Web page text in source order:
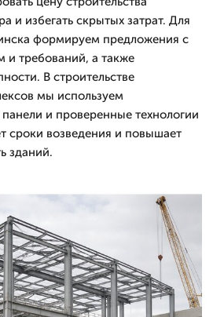
и избегать скрытых затрат. Для
формируем предложения с
и требований, а также
В строительстве
мы используем
и проверенные технологии
сроки возведения и повышает
зданий.